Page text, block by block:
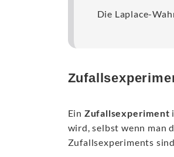
Die Laplace-
Ein Zufallsexperiment
wird, selbst wenn man
Zufallsexperiments